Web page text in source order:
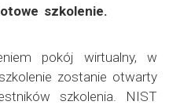
szkolenie.
pokój wirtualny, w
zostanie otwarty
szkolenia. NIST